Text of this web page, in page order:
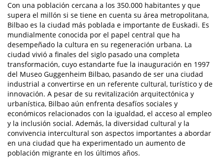
Con una población cercana a los 350.000 habitantes y que
supera el millón si se tiene en cuenta su área metropolitana,
Bilbao es la ciudad más poblada e importante de Euskadi. Es
mundialmente conocida por el papel central que ha
desempeñado la cultura en su regeneración urbana. La
ciudad vivió a finales del siglo pasado una completa
transformación, cuyo estandarte fue la inauguración en 1997
del Museo Guggenheim Bilbao, pasando de ser una ciudad
industrial a convertirse en un referente cultural, turístico y de
innovación. A pesar de su revitalización arquitectónica y
urbanística, Bilbao aún enfrenta desafíos sociales y
económicos relacionados con la igualdad, el acceso al empleo
y la inclusión social. Además, la diversidad cultural y la
convivencia intercultural son aspectos importantes a abordar
en una ciudad que ha experimentado un aumento de
población migrante en los últimos años.